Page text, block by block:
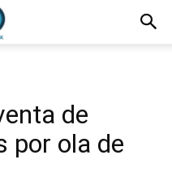
de
por ola de